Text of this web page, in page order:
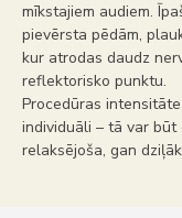
mīkstajiem audiem.
pievērsta pēdām,
kur atrodas daudz
reflektorisko punktu.
Procedūras
individuāli – tā var būt
relaksējoša, gan